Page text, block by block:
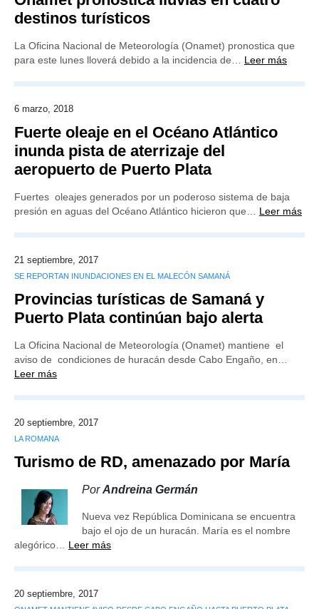
destinos turísticos
La Oficina Nacional de Meteorología (Onamet) pronostica que
para este lunes lloverá debido a la incidencia de… Leer más
6 marzo, 2018
Fuerte oleaje en el Océano Atlántico
inunda pista de aterrizaje del
aeropuerto de Puerto Plata
Fuertes oleajes generados por un poderoso sistema de baja
presión en aguas del Océano Atlántico hicieron que… Leer más
21 septiembre, 2017
SE REPORTAN INUNDACIONES EN EL MALECÓN SAMANÁ
Provincias turísticas de Samaná y
Puerto Plata continúan bajo alerta
La Oficina Nacional de Meteorología (Onamet) mantiene el
aviso de condiciones de huracán desde Cabo Engaño, en…
Leer más
20 septiembre, 2017
LA ROMANA
Turismo de RD, amenazado por María
PorAndreina Germán
Nueva vez República Dominicana se encuentra
bajo el ojo de un huracán. María es el nombre
alegórico… Leer más
20 septiembre, 2017